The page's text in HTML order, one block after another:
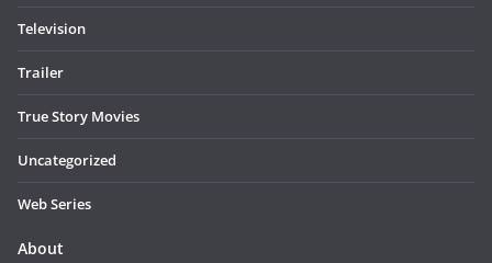
Television
Trailer
True Story Movies
Uncategorized
Web Series
About